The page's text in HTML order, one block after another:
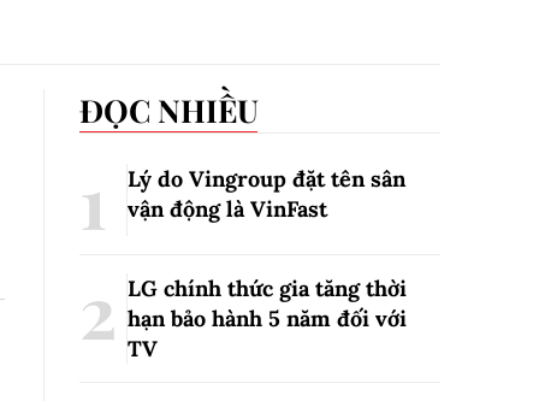
ĐỌC NHIỀU
Lý do Vingroup đặt tên sân
vận động là VinFast
LG chính thức gia tăng thời
hạn bảo hành 5 năm đối với
TV